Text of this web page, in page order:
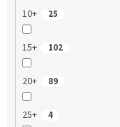
10+ 25
15+ 102
20+ 89
25+ 4